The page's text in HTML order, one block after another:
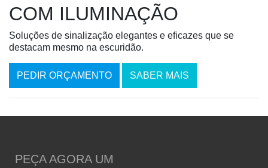
COM ILUMINAÇÃO
Soluções de sinalização elegantes e eficazes que se
destacam mesmo na escuridão.
PEDIR ORÇAMENTO SABER MAIS
PEÇA AGORA UM